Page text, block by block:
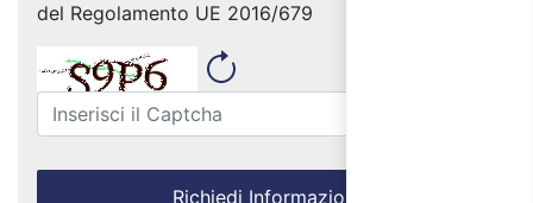
del Regolamento UE 2016/679
Richiedi Informazioni